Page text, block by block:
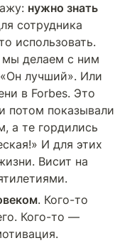
нужно знать
сотрудника
использовать.
мы делаем с ним
лучший». Или
в Forbes. Это
потом показывали
а те гордились
И для этих
Висит на
. Кого-то
Кого-то —